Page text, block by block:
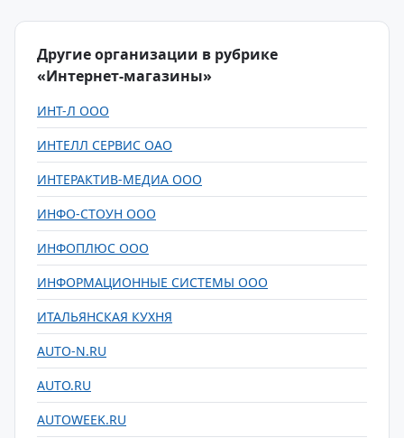
Другие организации в рубрике
«Интернет-магазины»
ИНТ-Л ООО
ИНТЕЛЛ СЕРВИС ОАО
ИНТЕРАКТИВ-МЕДИА ООО
ИНФО-СТОУН ООО
ИНФОПЛЮС ООО
ИНФОРМАЦИОННЫЕ СИСТЕМЫ ООО
ИТАЛЬЯНСКАЯ КУХНЯ
AUTO-N.RU
AUTO.RU
AUTOWEEK.RU